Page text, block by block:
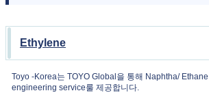
Ethylene
Toyo -Korea는 TOYO Global을 통해 Naphtha/
engineering service룰 제공합니다.